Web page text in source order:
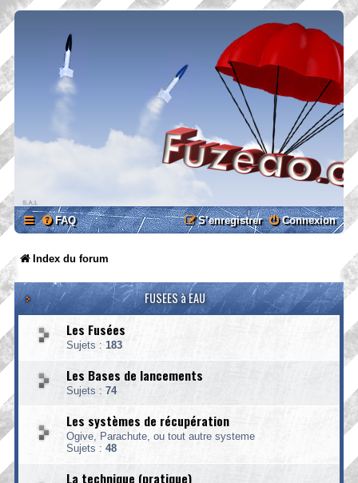
FAQ Connexion
S’enregistrer
Index du forum
FUSEES à EAU
Les Fusées
Sujets : 183
Les Bases de lancements
Sujets : 74
Les systèmes de récupération
Ogive, Parachute, ou tout autre systeme
Sujets : 48
La technique (pratique)